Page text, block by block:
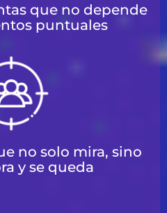
que no depende
puntuales
no solo mira, sino
y se queda